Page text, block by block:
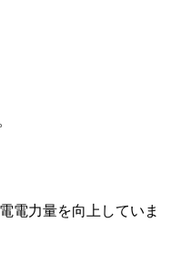
電力量を向上していま